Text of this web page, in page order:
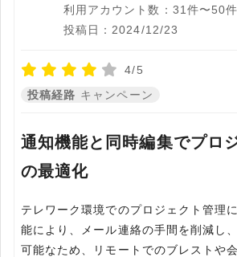
利用アカウント数：31件〜50件
投稿日：2024/12/23
4/5
投稿経路 キャンペーン
通知機能と同時編集でプロ
の最適化
テレワーク環境でのプロジェクト管理
能により、メール連絡の手間を削減し
可能なため、リモートでのブレストや